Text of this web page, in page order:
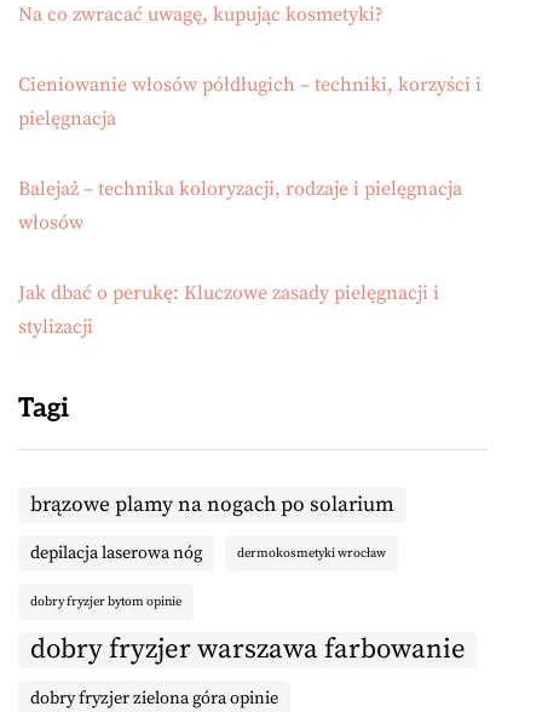
Na co zwracać uwagę, kupując kosmetyki?
Cieniowanie włosów półdługich – techniki, korzyści i
pielęgnacja
Balejaż – technika koloryzacji, rodzaje i pielęgnacja
włosów
Jak dbać o perukę: Kluczowe zasady pielęgnacji i
stylizacji
Tagi
brązowe plamy na nogach po solarium
depilacja laserowa nóg dermokosmetyki wrocław
dobry fryzjer bytom opinie
dobry fryzjer warszawa farbowanie
dobry fryzjer zielona góra opinie